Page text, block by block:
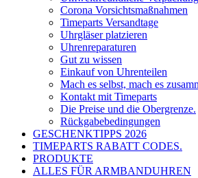
Corona Vorsichtsmaßnahmen
Timeparts Versandtage
Uhrgläser platzieren
Uhrenreparaturen
Gut zu wissen
Einkauf von Uhrenteilen
Mach es selbst, mach es
Kontakt mit Timeparts
Die Preise und die Obergrenze.
Rückgabebedingungen
GESCHENKTIPPS 2026
TIMEPARTS RABATT CODES.
PRODUKTE
ALLES FÜR ARMBANDUHREN